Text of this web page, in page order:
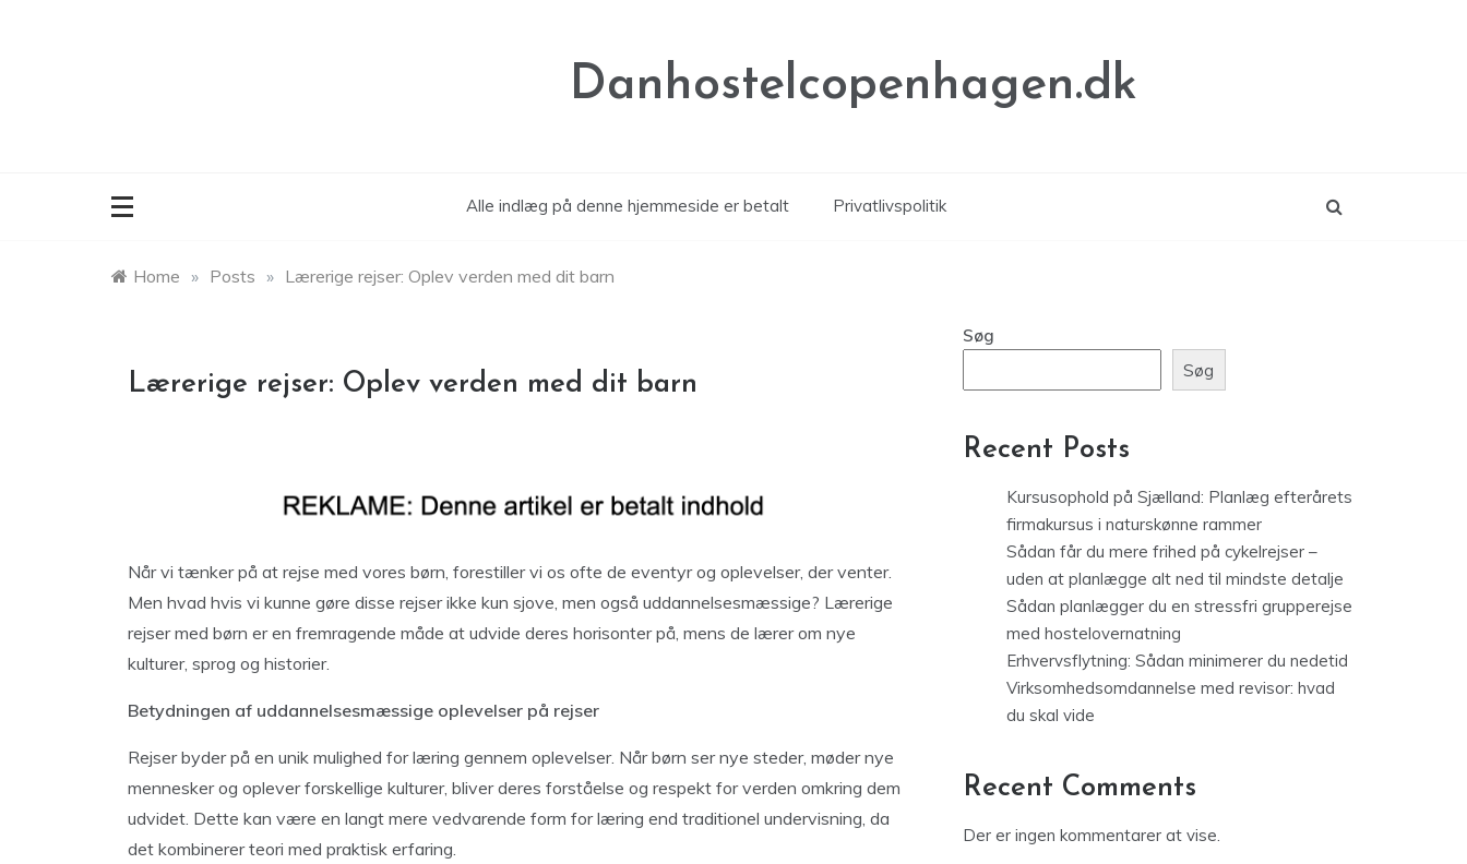
Danhostelcopenhagen.dk
Alle indlæg på denne hjemmeside er betalt Privatlivspolitik
Home » Posts » Lærerige rejser: Oplev verden med dit barn
Lærerige rejser: Oplev verden med dit barn
Når vi tænker på at rejse med vores børn, forestiller vi os ofte de eventyr og oplevelser, der venter.
Men hvad hvis vi kunne gøre disse rejser ikke kun sjove, men også uddannelsesmæssige? Lærerige
rejser med børn er en fremragende måde at udvide deres horisonter på, mens de lærer om nye
kulturer, sprog og historier.
Betydningen af uddannelsesmæssige oplevelser på rejser
Rejser byder på en unik mulighed for læring gennem oplevelser. Når børn ser nye steder, møder nye
mennesker og oplever forskellige kulturer, bliver deres forståelse og respekt for verden omkring dem
udvidet. Dette kan være en langt mere vedvarende form for læring end traditionel undervisning, da
det kombinerer teori med praktisk erfaring.
Søg
Søg
Recent Posts
Kursusophold på Sjælland: Planlæg efterårets
firmakursus i naturskønne rammer
Sådan får du mere frihed på cykelrejser –
uden at planlægge alt ned til mindste detalje
Sådan planlægger du en stressfri grupperejse
med hostelovernatning
Erhvervsflytning: Sådan minimerer du nedetid
Virksomhedsomdannelse med revisor: hvad
du skal vide
Recent Comments
Der er ingen kommentarer at vise.